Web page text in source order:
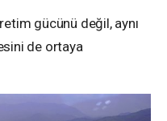
gücünü değil, aynı
de ortaya